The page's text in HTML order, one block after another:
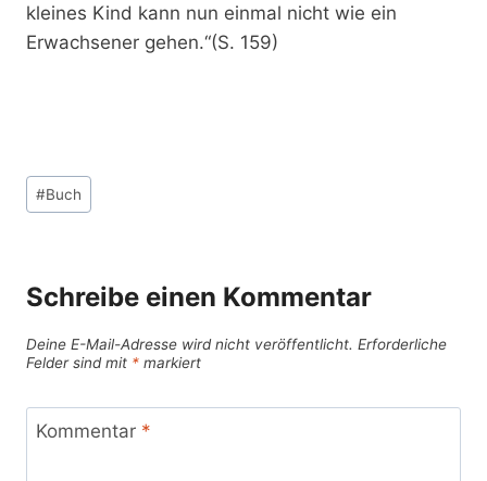
kleines Kind kann nun einmal nicht wie ein
Erwachsener gehen.“(S. 159)
Schlagworte:
#Buch
Schreibe einen Kommentar
Deine E-Mail-Adresse wird nicht veröffentlicht. Erforderliche
Felder sind mit * markiert
Kommentar *